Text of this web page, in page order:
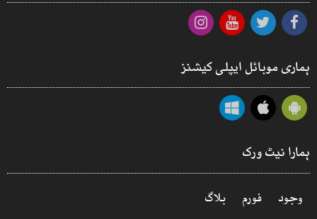
ہماری موبائل ایپلی کیشنز
ہمارا نیٹ ورک
وجود فورم بلاگ